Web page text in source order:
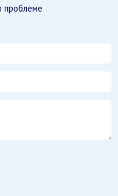
проблеме